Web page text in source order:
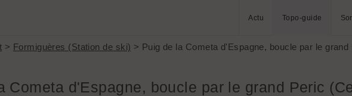
Actu Topo-guide
> Formiguères (Station de ski) > Puig de la Cometa d'Espagne, boucle par le grand
Cometa d'Espagne, boucle par le grand Peric